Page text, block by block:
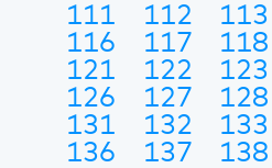
111
112 113
116
117 118
121
122 123
126
127 128
131
132 133
136
137 138